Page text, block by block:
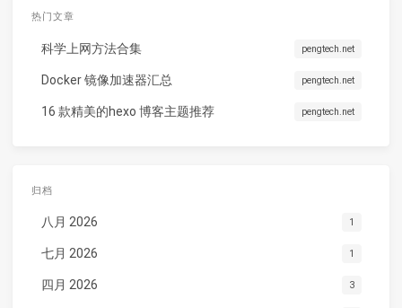
热门文章
科学上网方法合集 pengtech.net
Docker 镜像加速器汇总 pengtech.net
16 款精美的hexo 博客主题推荐 pengtech.net
归档
八月 2026 1
七月 2026 1
四月 2026 3